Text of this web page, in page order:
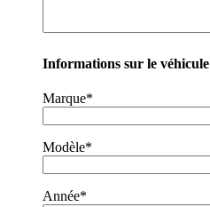
Informations sur le véhicule
Marque*
Modèle*
Année*